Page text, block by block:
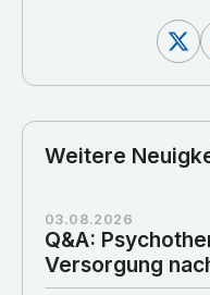
Weitere
03.08.2026
Q&A:
Versorgung